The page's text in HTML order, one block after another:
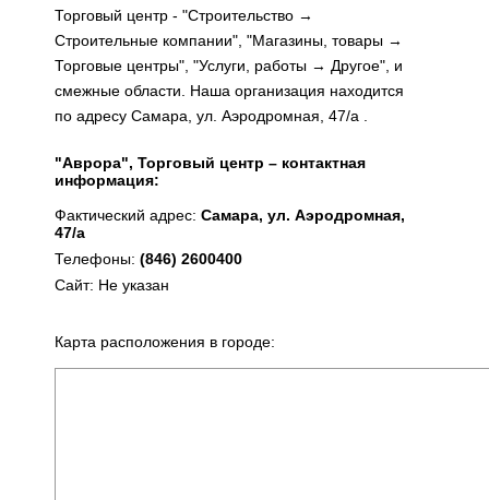
Торговый центр - "Строительство →
Строительные компании", "Магазины, товары →
Торговые центры", "Услуги, работы → Другое", и
смежные области. Наша организация находится
по адресу Самара, ул. Аэродромная, 47/а .
"Аврора", Торговый центр – контактная
информация:
Фактический адрес: Самара, ул. Аэродромная,
47/а
Телефоны: (846) 2600400
Сайт: Не указан
Карта расположения в городе: